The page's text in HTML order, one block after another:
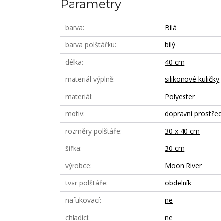
Parametry
barva
Bílá
barva polštářku
bílý
délka
40 cm
materiál výplně
silikonové kuličky
materiál
Polyester
motiv
dopravní
rozměry polštáře
30 x 40 cm
šířka
30 cm
výrobce
Moon River
tvar polštáře
obdelník
nafukovací
ne
chladicí
ne